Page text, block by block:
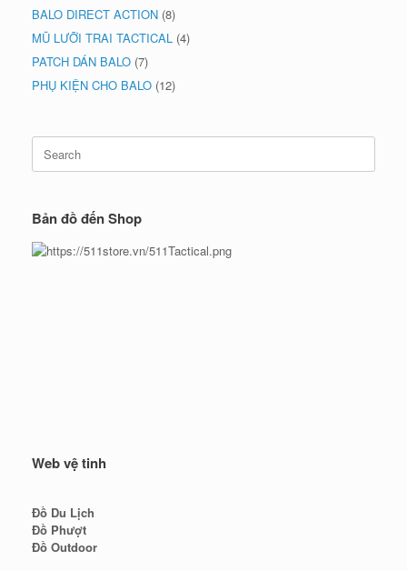
BALO DIRECT ACTION (8)
MŨ LƯỠI TRAI TACTICAL (4)
PATCH DÁN BALO (7)
PHỤ KIỆN CHO BALO (12)
Search
for:
Bản đồ đến Shop
Web vệ tinh
Đồ Du Lịch
Đồ Phượt
Đồ Outdoor